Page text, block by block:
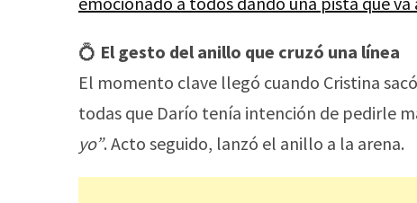
💍 El gesto del anillo que cruzó una línea
El momento clave llegó cuando Cristina
todas que Darío tenía intención de pedirle
yo”. Acto seguido, lanzó el anillo a la arena.